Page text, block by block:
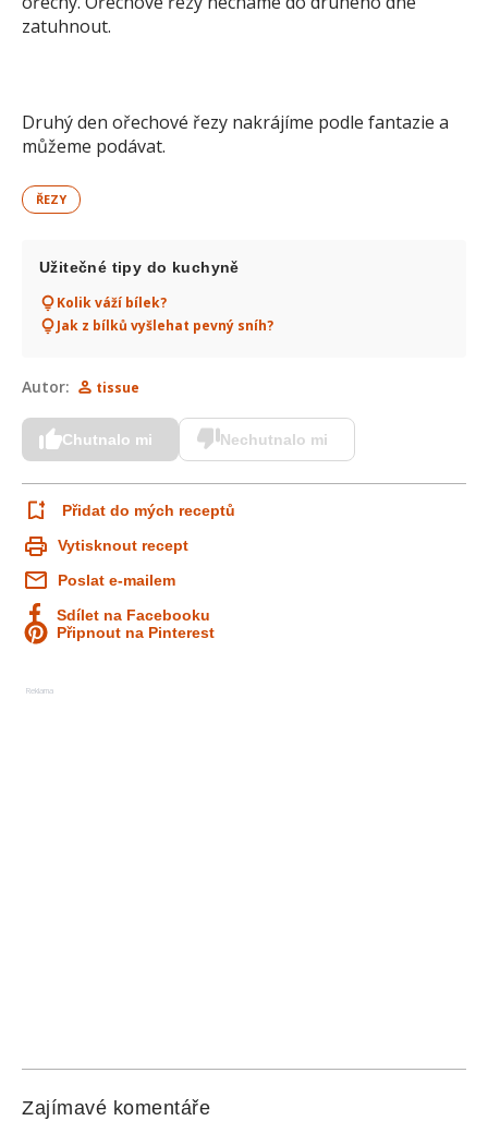
zatuhnout.
Druhý den ořechové řezy nakrájíme podle fantazie a
můžeme podávat.
ŘEZY
Užitečné tipy do kuchyně
Kolik váží bílek?
Jak z bílků vyšlehat pevný sníh?
Autor: tissue
Chutnalo mi Nechutnalo mi
Přidat do mých receptů
Vytisknout recept
Poslat e-mailem
Sdílet na Facebooku
Připnout na Pinterest
Reklama
Zajímavé komentáře